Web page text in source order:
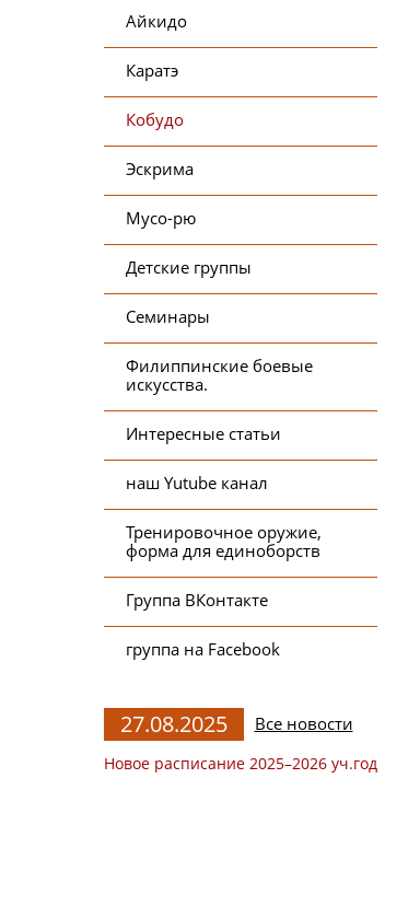
Айкидо
Каратэ
Кобудо
Эскрима
Мусо-рю
Детские группы
Семинары
Филиппинские боевые
искусства.
Интересные статьи
наш Yutube канал
Тренировочное оружие,
форма для единоборств
Группа ВКонтакте
группа на Facebook
27.08.2025 Все новости
Новое расписание 2025–2026 уч.год